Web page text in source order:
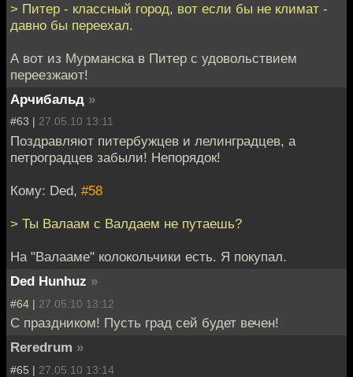
> Питер - классный город, вот если бы не климат -
давно бы переехал.
А вот из Мурманска в Питер с удовольствием
переезжают!
Арчибальд »
#63 | 27.05.10 13:11
Поздравляют питербужцев и лелинградцев, а
петроградцев забыли! Непорядок!
Кому: Ded, #58
> Ты Валаам с Валдаем не путаешь?
На "Валааме" колокольчики есть. Я покупал.
Ded Hunhuz »
#64 | 27.05.10 13:12
С праздником! Пусть град сей будет вечен!
Reredrum »
#65 | 27.05.10 13:14